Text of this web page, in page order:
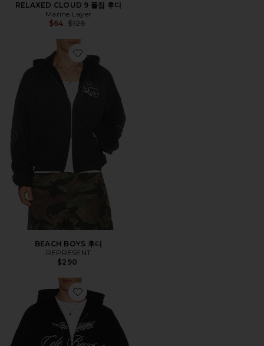
RELAXED CLOUD 9 풀집 후디
Marine Layer
$64 Previous price:
$128
Favorite BEACH BOYS 후디
BEACH BOYS 후디
REPRESENT
$290
Favorite 후디